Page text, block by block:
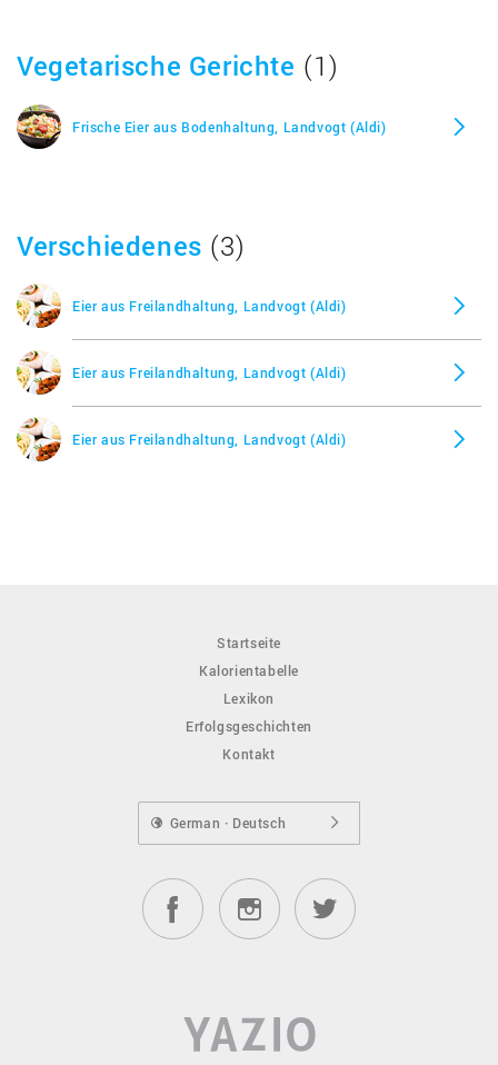
Vegetarische Gerichte (1)
Frische Eier aus Bodenhaltung, Landvogt (Aldi)
Verschiedenes (3)
Eier aus Freilandhaltung, Landvogt (Aldi)
Eier aus Freilandhaltung, Landvogt (Aldi)
Eier aus Freilandhaltung, Landvogt (Aldi)
Startseite
Kalorientabelle
Lexikon
Erfolgsgeschichten
Kontakt
German · Deutsch